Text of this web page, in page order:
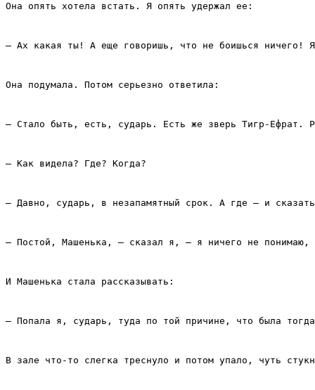
Она опять хотела встать. Я опять удержал ее:
– Ах какая ты! А еще говоришь, что не боишься ничего!
Она подумала. Потом серьезно ответила:
– Стало быть, есть, сударь. Есть же зверь
– Как видела? Где? Когда?
– Давно, сударь, в незапамятный срок. А где – и
– Постой, Машенька, – сказал я, – я ничего не
И Машенька стала рассказывать:
– Попала я, сударь, туда по той причине, что была
В зале что‑то слегка треснуло и потом упало, чуть